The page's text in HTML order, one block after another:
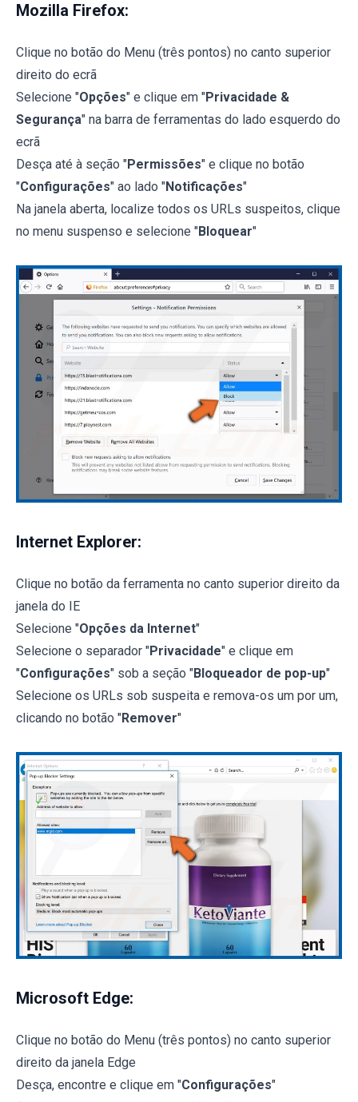
Mozilla Firefox:
Clique no botão do Menu (três pontos) no canto superior
direito do ecrã
Selecione "Opções" e clique em "Privacidade &
Segurança" na barra de ferramentas do lado esquerdo do
ecrã
Desça até à seção "Permissões" e clique no botão
"Configurações" ao lado "Notificações"
Na janela aberta, localize todos os URLs suspeitos, clique
no menu suspenso e selecione "Bloquear"
Internet Explorer:
Clique no botão da ferramenta no canto superior direito da
janela do IE
Selecione "Opções da Internet"
Selecione o separador "Privacidade" e clique em
"Configurações" sob a seção "Bloqueador de pop-up"
Selecione os URLs sob suspeita e remova-os um por um,
clicando no botão "Remover"
Microsoft Edge:
Clique no botão do Menu (três pontos) no canto superior
direito da janela Edge
Desça, encontre e clique em "Configurações"